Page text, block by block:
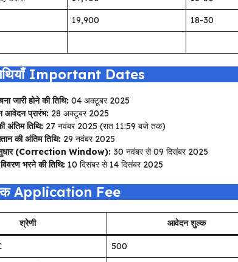
₹19,900 18-30
Important Dates
जारी होने की तिथि: 04 अक्टूबर 2025
आवेदन प्रारंभ: 28 अक्टूबर 2025
अंतिम तिथि: 27 नवंबर 2025 (रात 11:59 बजे तक)
की अंतिम तिथि: 29 नवंबर 2025
(Correction Window): 30 नवंबर से 09 दिसंबर 2025
भरने की तिथि: 10 दिसंबर से 14 दिसंबर 2025
Application Fee
श्रेणी आवेदन शुल्क
₹500